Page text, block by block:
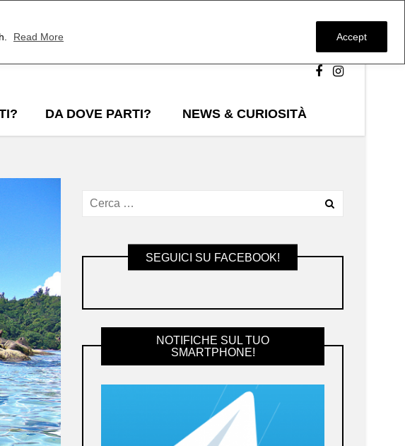
Read More Accept
DA DOVE PARTI? NEWS & CURIOSITÀ
SEGUICI SU FACEBOOK!
NOTIFICHE SUL TUO
SMARTPHONE!